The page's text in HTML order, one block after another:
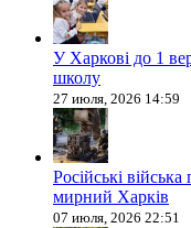
У Харкові до 1
школу
27 июля, 2026 14:59
Російські
мирний Харків
07 июля, 2026 22:51